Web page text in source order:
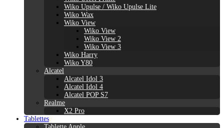
Wiko Upulse / Wiko Upulse Lite
Wiko Wax
Wiko View
Wiko View
Wiko View 2
Wiko View 3
Wiko Harry
Wiko Y80
Alcatel
Alcatel Idol 3
Alcatel Idol 4
Alcatel POP S7
Realme
X2 Pro
Tablettes